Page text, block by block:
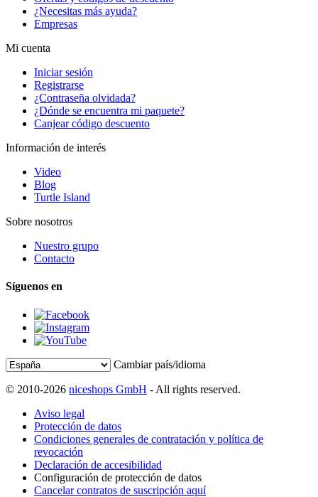
¿Necesitas más ayuda?
Empresas
Mi cuenta
Iniciar sesión
Registrarse
¿Contraseña olvidada?
¿Dónde se encuentra mi paquete?
Canjear código descuento
Información de interés
Video
Blog
Turtle Island
Sobre nosotros
Nuestro grupo
Contacto
Síguenos en
Cambiar país/idioma
© 2010-2026 niceshops GmbH - All rights reserved.
Aviso legal
Protección de datos
Condiciones generales de contratación y política de
revocación
Declaración de accesibilidad
Configuración de protección de datos
Cancelar contratos de suscripción aquí